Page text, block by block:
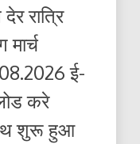
रात्रि
ई-
करे
शुरू हुआ